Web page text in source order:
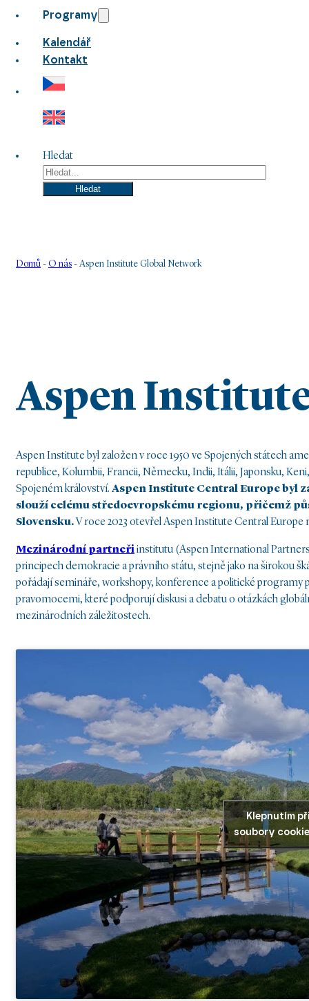
Programy
Kalendář
Kontakt
Hledat
Hledat
Domů - O nás -Aspen Institute Global Network
Aspen
Aspen Institute byl založen v roce 1950 ve Spojených státech
republice, Kolumbii, Francii, Německu, Indii, Itálii, Japonsku,
Spojenémkrálovství. Aspen Institute Central Europe byl
slouží celému středoevropskému regionu, přičemž
Slovensku. V roce 2023 otevřel Aspen Institute Central Europe
Mezinárodní partneřiinstitutu (Aspen International
principech demokracie a právního státu, stejně jako na širokou
pořádají semináře, workshopy, konference a politické
pravomocemi, které podporují diskusi a debatu o otázkách
mezinárodních záležitostech.
Klepnutím
soubory